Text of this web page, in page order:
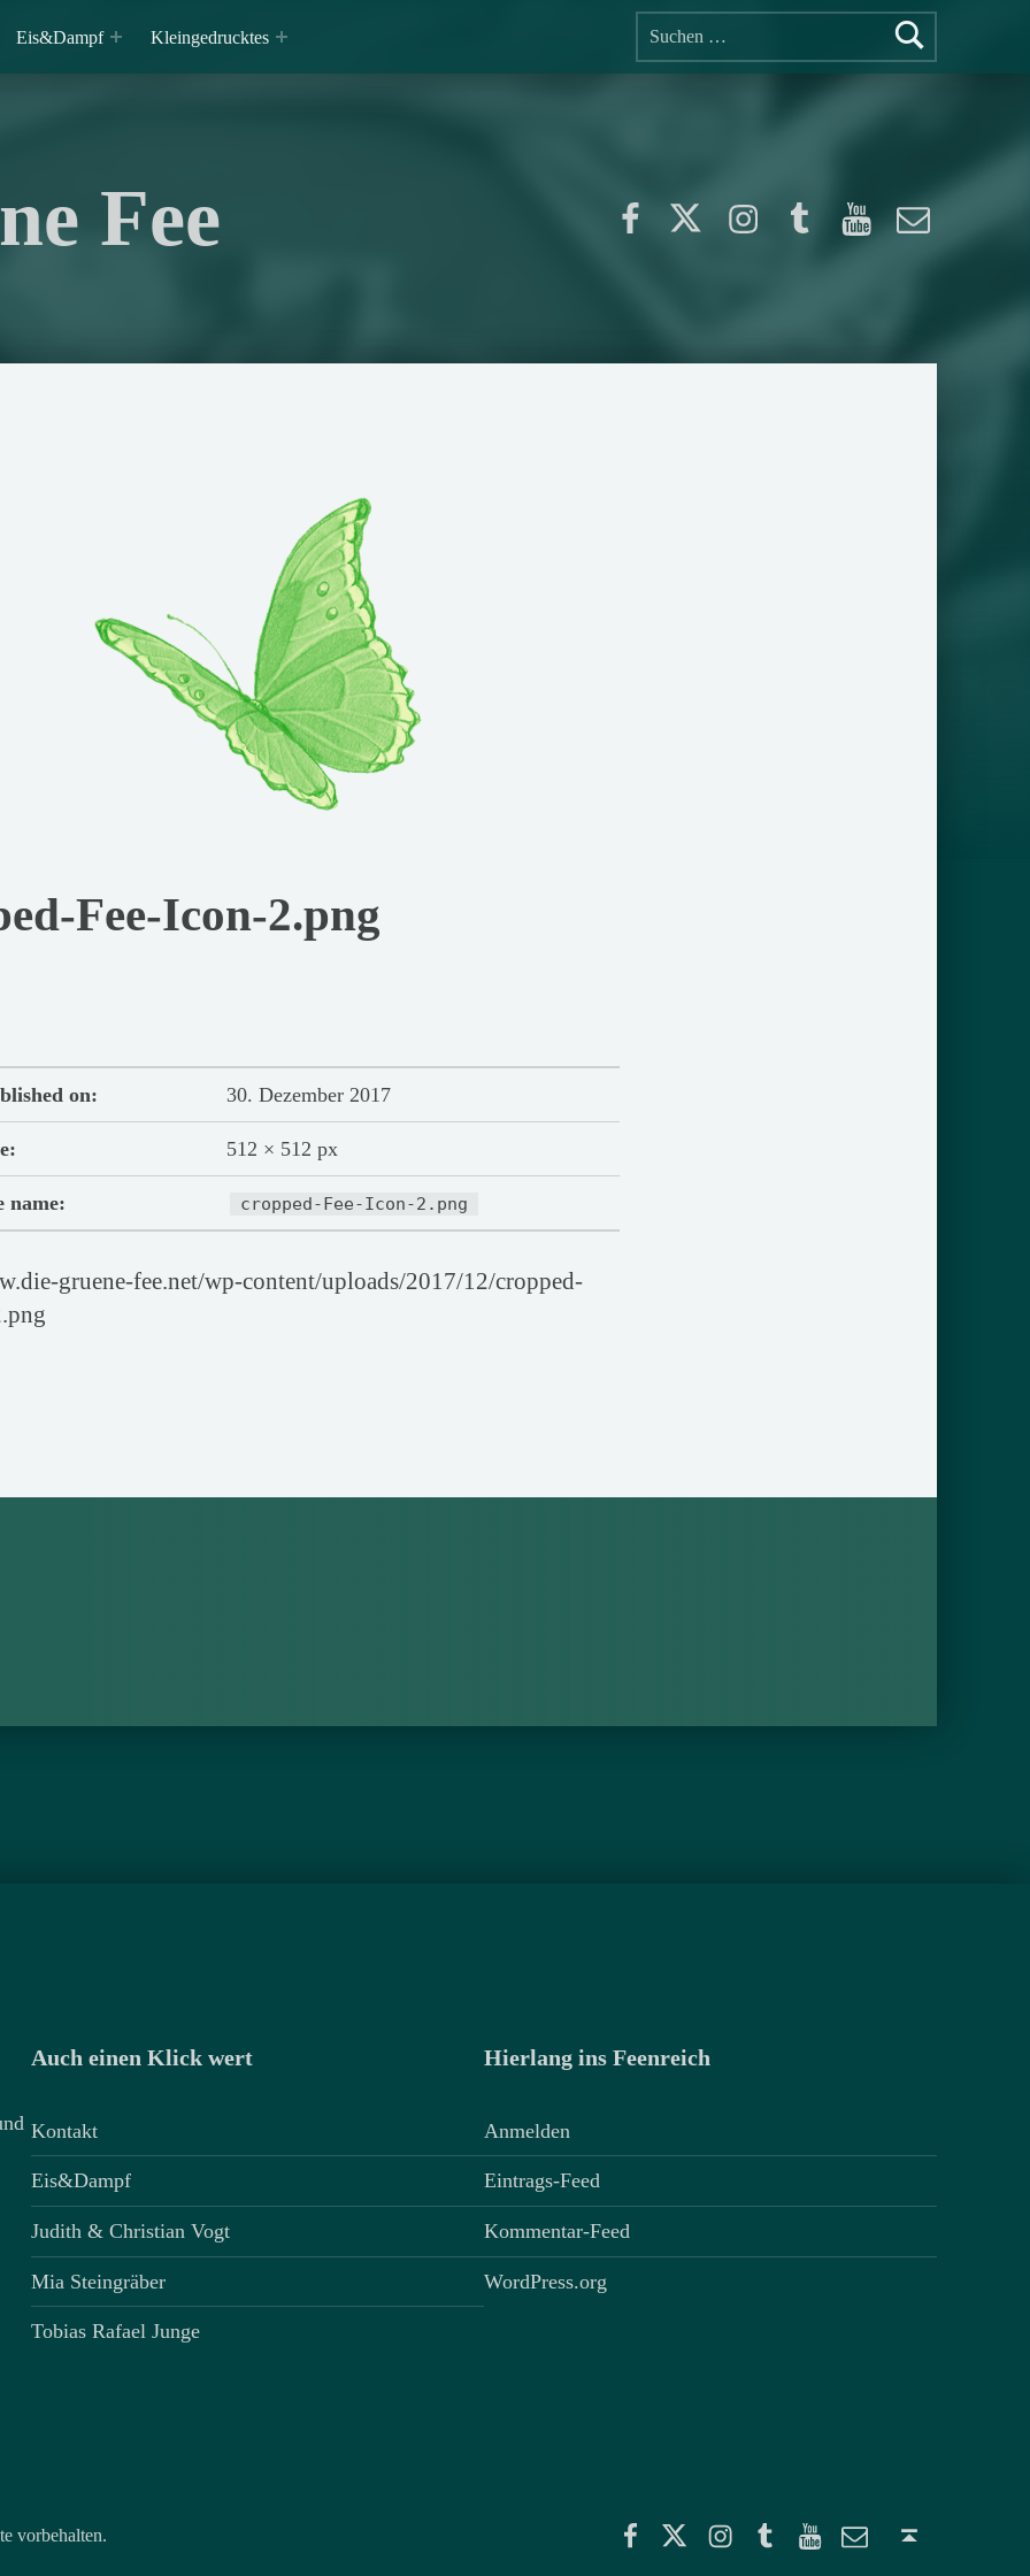
Suchen nach:
Eis&Dampf
Kleingedrucktes
Fee YouTube
E-Mail
Fee-Icon-2.png
on: 30. Dezember 2017
512 × 512 px
name: cropped-Fee-Icon-2.png
gruene-fee.net/wp-content/uploads/2017/12/cropped-
Auch einen Klick wert
Kontakt
Eis&Dampf
Judith & Christian Vogt
Mia Steingräber
Tobias Rafael Junge
Hierlang ins Feenreich
Anmelden
Eintrags-Feed
Kommentar-Feed
WordPress.org
vorbehalten.